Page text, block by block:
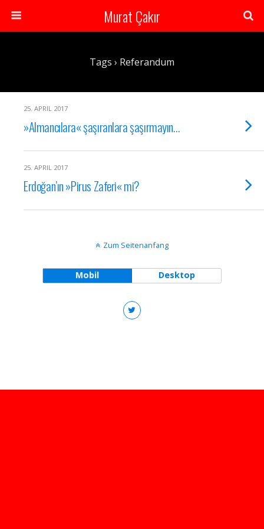
Murat Çakır
Tags › Referandum
25. APRIL 2017
»Almancılara« şaşıranlara şaşırmayın…
25. APRIL 2017
Erdoğan’ın »Pirus Zaferi« mi?
Zum Seitenanfang
Mobil Desktop